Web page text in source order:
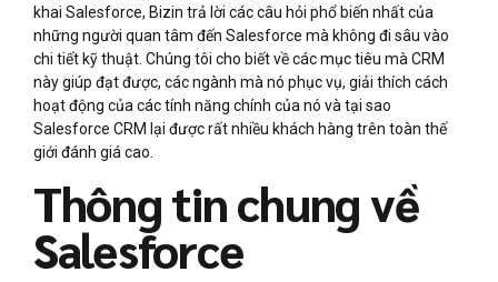
khai Salesforce, Bizin trả lời các câu hỏi phổ biến nhất của
những người quan tâm đến Salesforce mà không đi sâu vào
chi tiết kỹ thuật. Chúng tôi cho biết về các mục tiêu mà CRM
này giúp đạt được, các ngành mà nó phục vụ, giải thích cách
hoạt động của các tính năng chính của nó và tại sao
Salesforce CRM lại được rất nhiều khách hàng trên toàn thế
giới đánh giá cao.
Thông tin chung về
Salesforce